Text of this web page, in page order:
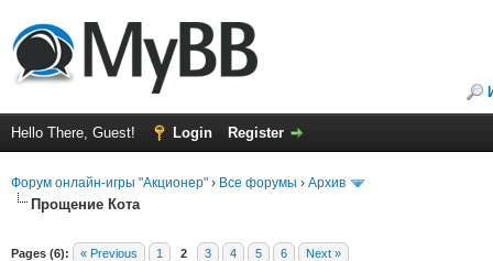
Hello There, Guest! Login Register
Форум онлайн-игры "Акционер" › Все форумы › Архив
Прощение Кота
Pages (6): « Previous 1 2 3 4 5 6 Next »